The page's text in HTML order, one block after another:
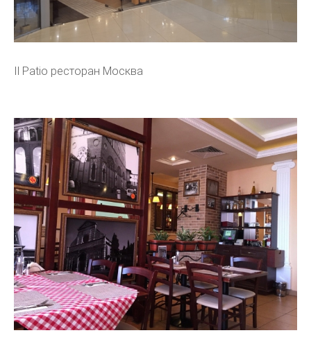
Il Patio ресторан Москва